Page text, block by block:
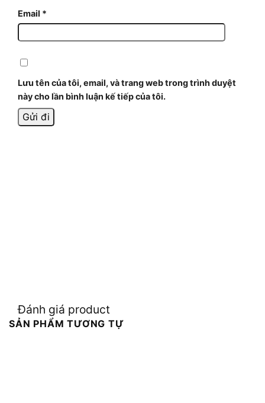
Email *
Lưu tên của tôi, email, và trang web trong trình duyệt
này cho lần bình luận kế tiếp của tôi.
Đánh giá product
SẢN PHẨM TƯƠNG TỰ